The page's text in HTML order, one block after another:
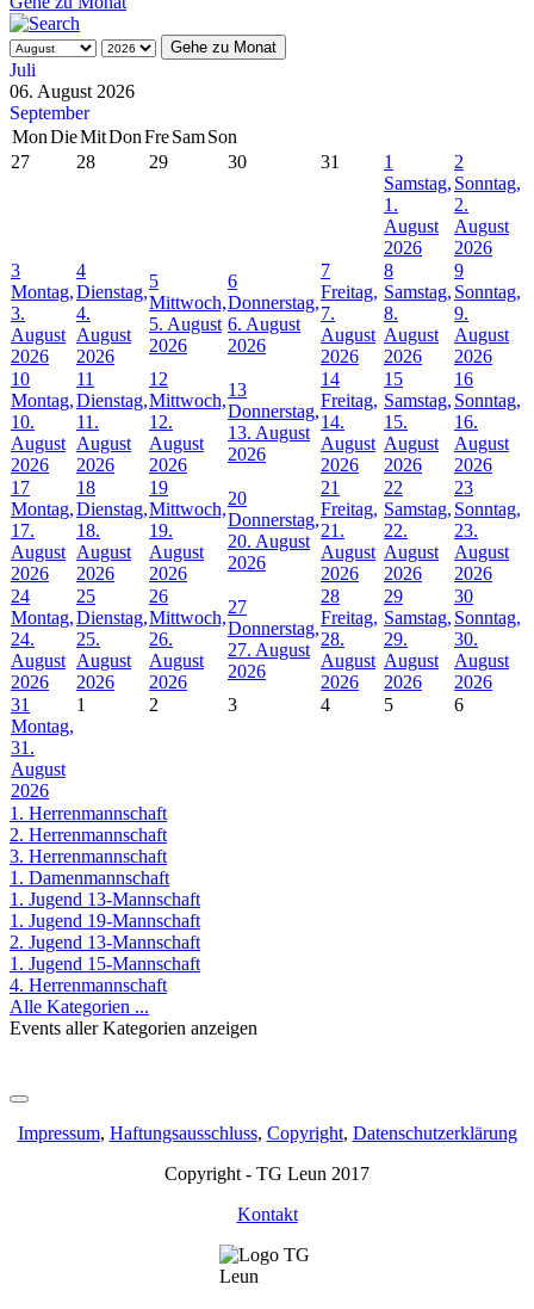
Gehe zu Monat
Juli
06. August 2026
September
MonDieMitDonFreSamSon
27
28 29 30 31
1
Samstag,
1.
August
2026
2
Sonntag,
2.
August
2026
3
Montag,
3.
August
2026
4
Dienstag,
4.
August
2026
5
Mittwoch,
5. August
2026
6
Donnerstag,
6. August
2026
7
Freitag,
7.
August
2026
8
Samstag,
8.
August
2026
9
Sonntag,
9.
August
2026
10
Montag,
10.
August
2026
11
Dienstag,
11.
August
2026
12
Mittwoch,
12.
August
2026
13
Donnerstag,
13. August
2026
14
Freitag,
14.
August
2026
15
Samstag,
15.
August
2026
16
Sonntag,
16.
August
2026
17
Montag,
17.
August
2026
18
Dienstag,
18.
August
2026
19
Mittwoch,
19.
August
2026
20
Donnerstag,
20. August
2026
21
Freitag,
21.
August
2026
22
Samstag,
22.
August
2026
23
Sonntag,
23.
August
2026
24
Montag,
24.
August
2026
25
Dienstag,
25.
August
2026
26
Mittwoch,
26.
August
2026
27
Donnerstag,
27. August
2026
28
Freitag,
28.
August
2026
29
Samstag,
29.
August
2026
30
Sonntag,
30.
August
2026
31
Montag,
31.
August
2026
1 2 3 4 5 6
1. Herrenmannschaft
2. Herrenmannschaft
3. Herrenmannschaft
1. Damenmannschaft
1. Jugend 13-Mannschaft
1. Jugend 19-Mannschaft
2. Jugend 13-Mannschaft
1. Jugend 15-Mannschaft
4. Herrenmannschaft
Alle Kategorien ...
Events aller Kategorien anzeigen
Impressum, Haftungsausschluss, Copyright, Datenschutzerklärung
Copyright - TG Leun 2017
Kontakt